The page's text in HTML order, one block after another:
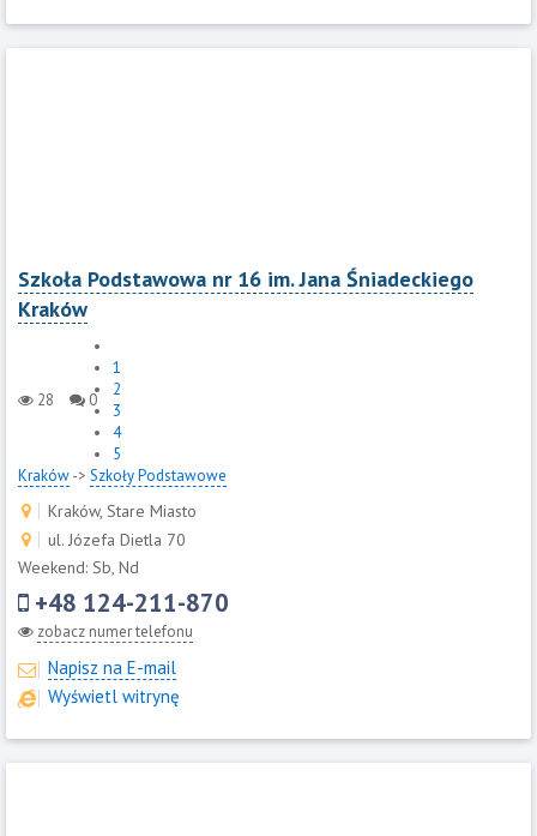
Szkoła Podstawowa nr 16 im. Jana Śniadeckiego
Kraków
28 0
1
2
3
4
5
Kraków-> Szkoły Podstawowe
Kraków, Stare Miasto
ul. Józefa Dietla 70
Weekend: Sb, Nd
+48 124-211-870
zobacz numer telefonu
Napisz na E-mail
Wyświetl witrynę